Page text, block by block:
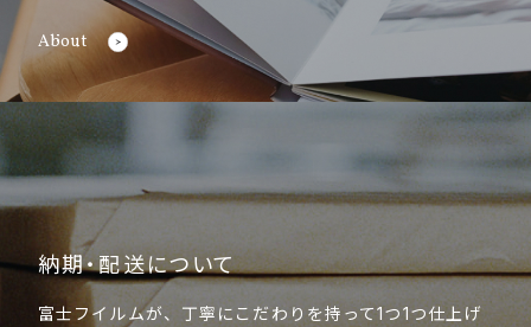
About
納期・配送について
富士フイルムが、丁寧にこだわりを持って1つ1つ仕上げ